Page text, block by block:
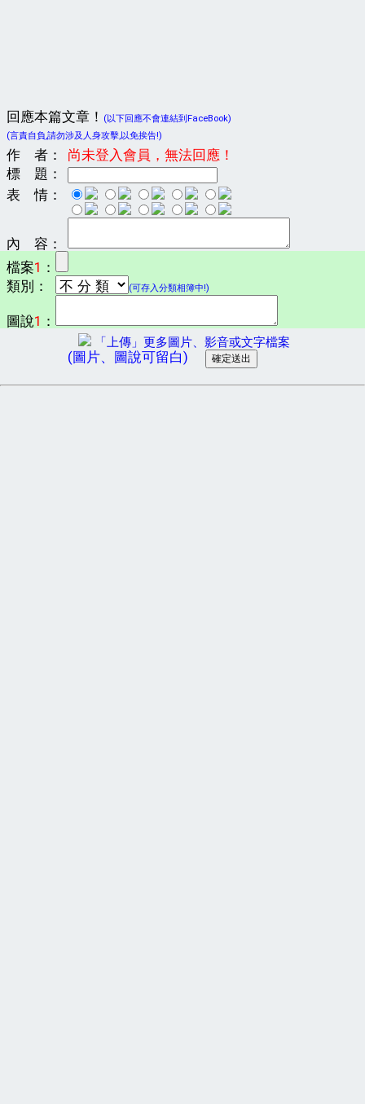
回應本篇文章！
(以下回應不會連結到FaceBook)
(言責自負,請勿涉及人身攻擊,以免挨告!)
作 者：
尚未登入會員，無法回應！
標 題：
表 情：
內 容：
檔案1 ：
類別：
(可存入分類相簿中!)
圖說1 ：
「上傳」更多圖片、影音或文字檔案
(圖片、圖說可留白)